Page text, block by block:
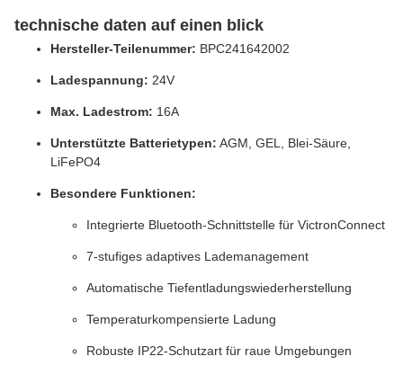
technische daten auf einen blick
Hersteller-Teilenummer: BPC241642002
Ladespannung: 24V
Max. Ladestrom: 16A
Unterstützte Batterietypen: AGM, GEL, Blei-Säure,
LiFePO4
Besondere Funktionen:
Integrierte Bluetooth-Schnittstelle für VictronConnect
7-stufiges adaptives Lademanagement
Automatische Tiefentladungswiederherstellung
Temperaturkompensierte Ladung
Robuste IP22-Schutzart für raue Umgebungen